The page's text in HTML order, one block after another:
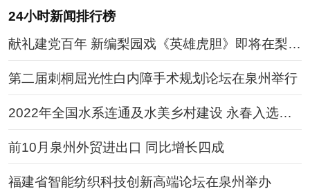
24小时新闻排行榜
献礼建党百年 新编梨园戏《英雄虎胆》即将在梨园
古典剧院试演
第二届刺桐屈光性白内障手术规划论坛在泉州举行
2022年全国水系连通及水美乡村建设 永春入选全
国试点县
前10月泉州外贸进出口 同比增长四成
福建省智能纺织科技创新高端论坛在泉州举办